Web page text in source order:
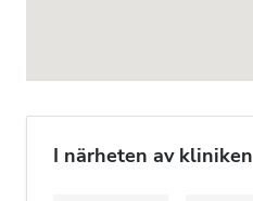
I närheten av kliniken